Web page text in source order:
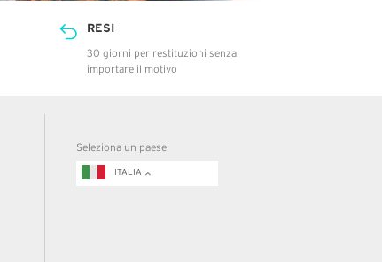
RESI
30 giorni per restituzioni senza
importare il motivo
Seleziona un paese
ITALIA